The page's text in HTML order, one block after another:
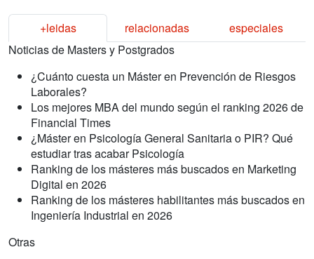
+leidas relacionadas
especiales
Noticias de Masters y Postgrados
¿Cuánto cuesta un Máster en Prevención de Riesgos
Laborales?
Los mejores MBA del mundo según el ranking 2026 de
Financial Times
¿Máster en Psicología General Sanitaria o PIR? Qué
estudiar tras acabar Psicología
Ranking de los másteres más buscados en Marketing
Digital en 2026
Ranking de los másteres habilitantes más buscados en
Ingeniería Industrial en 2026
Otras